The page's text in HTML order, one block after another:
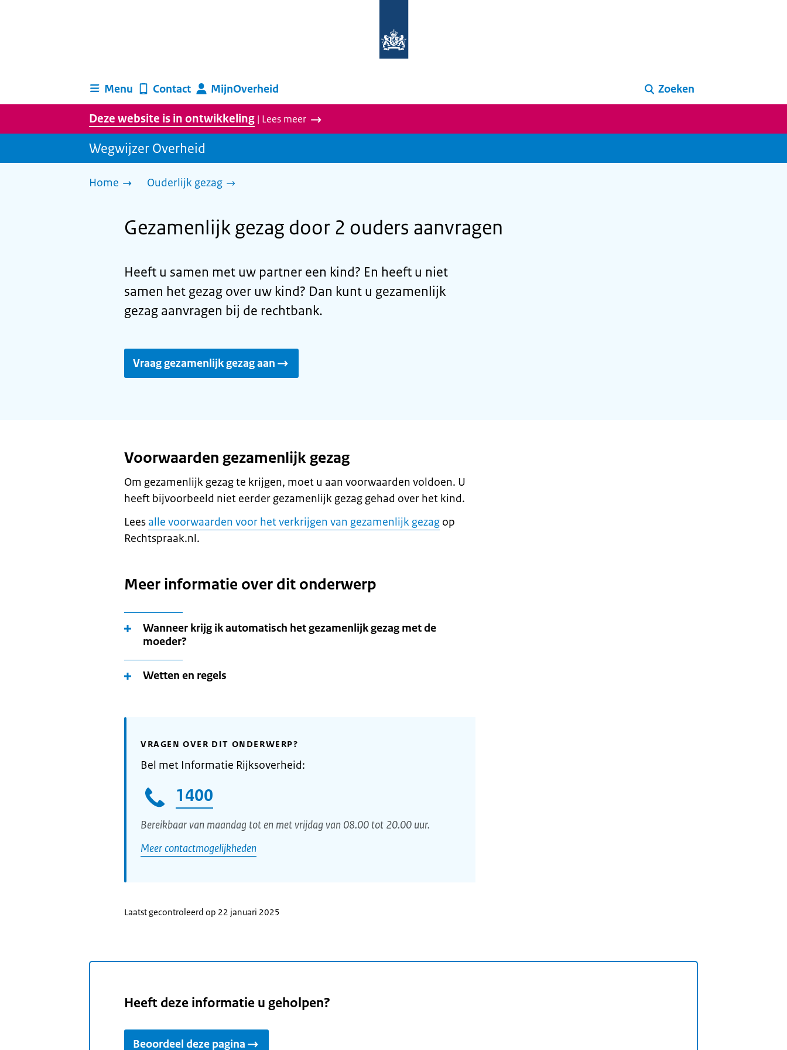
homepage
Menu
Contact MijnOverheid Zoeken
Deze website is in ontwikkeling | Lees meer
Wegwijzer Overheid
Home Ouderlijk gezag
Gezamenlijk gezag door 2 ouders aanvragen
Heeft u samen met uw partner een kind? En heeft u niet
samen het gezag over uw kind? Dan kunt u gezamenlijk
gezag aanvragen bij de rechtbank.
Vraag gezamenlijk gezag aan
Voorwaarden gezamenlijk gezag
Om gezamenlijk gezag te krijgen, moet u aan voorwaarden voldoen. U
heeft bijvoorbeeld niet eerder gezamenlijk gezag gehad over het kind.
Lees alle voorwaarden voor het verkrijgen van gezamenlijk gezag op
Rechtspraak.nl.
Meer informatie over dit onderwerp
Wanneer krijg ik automatisch het gezamenlijk gezag met de
moeder?
Wetten en regels
VRAGEN OVER DIT ONDERWERP?
Bel met Informatie Rijksoverheid:
1400
Bereikbaar van maandag tot en met vrijdag van 08.00 tot 20.00 uur.
Meer contactmogelijkheden
Laatst gecontroleerd op 22 januari 2025
Heeft deze informatie u geholpen?
Beoordeel deze pagina